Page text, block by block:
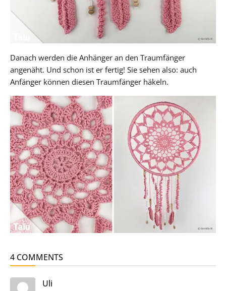
Danach werden die Anhänger an den Traumfänger
angenäht. Und schon ist er fertig! Sie sehen also: auch
Anfänger können diesen Traumfänger häkeln.
4 COMMENTS
Uli